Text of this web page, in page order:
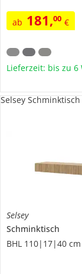
ab 181,00 €
Lieferzeit: bis zu 6
Selsey
Schminktisch
BHL 110|17|40 cm
Selsey Schminktisch